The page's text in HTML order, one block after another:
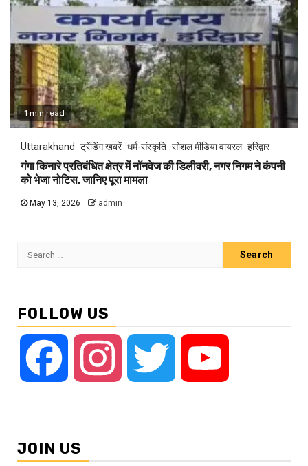
1 min read
Uttarakhand ट्रेंडिंग खबरें धर्म-संस्कृति सोशल मीडिया वायरल हरिद्वार
गंगा किनारे प्रतिबंधित क्षेत्र में नॉनवेज की डिलीवरी, नगर निगम ने कंपनी
को भेजा नोटिस, जानिए पूरा मामला
May 13, 2026 admin
Search
FOLLOW US
Facebook Instagram Twitter
JOIN US